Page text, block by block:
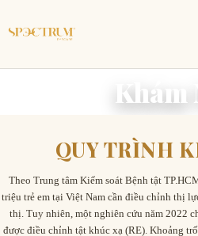
Tìm theo tên, mã gọng, thương
Khám
QUY TRÌNH
Theo Trung tâm Kiểm soát Bệnh tật
triệu trẻ em tại Việt Nam cần điều chỉnh thị
thị. Tuy nhiên, một nghiên cứu năm 2022
được điều chỉnh tật khúc xạ (RE). Khoảng